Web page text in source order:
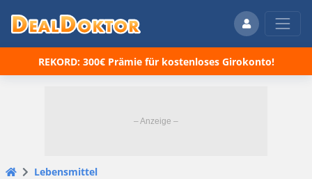
REKORD: 300€ Prämie für kostenloses Girokonto!
Lebensmittel